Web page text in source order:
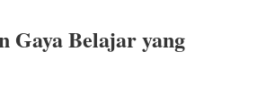
Gaya Belajar yang